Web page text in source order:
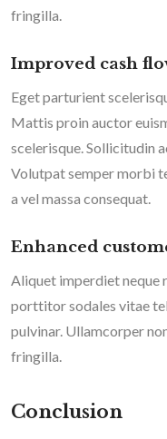
fringilla.
Improved cash
Eget parturient
Mattis proin auctor
scelerisque. Sollicitudin
Volutpat semper morbi
a vel massa consequat.
Enhanced
Aliquet imperdiet neque
porttitor sodales vitae
pulvinar. Ullamcorper
fringilla.
Conclusion